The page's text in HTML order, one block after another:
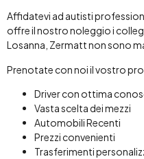
Affidatevi ad autisti
offre il nostro noleggio i
Losanna, Zermatt non sono
Prenotate con noi il vostro
Driver con ottima
Vasta scelta dei mezzi
Automobili Recenti
Prezzi convenienti
Trasferimenti